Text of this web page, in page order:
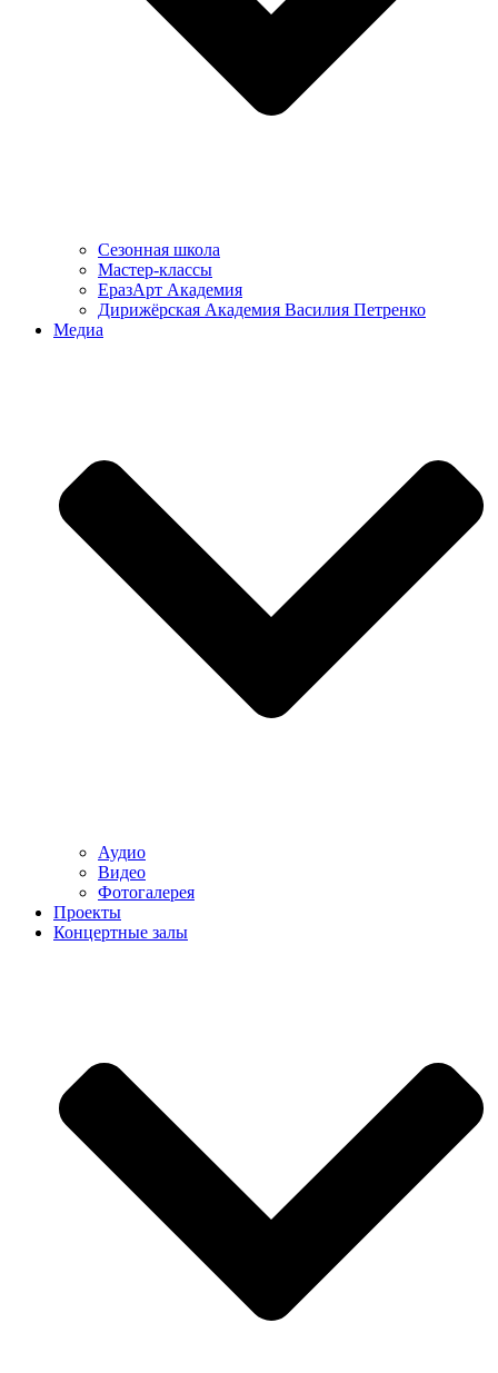
Сезонная школа
Мастер-классы
ЕразАрт Академия
Дирижёрская Академия Василия Петренко
Медиа
Аудио
Видео
Фотогалерея
Проекты
Концертные залы